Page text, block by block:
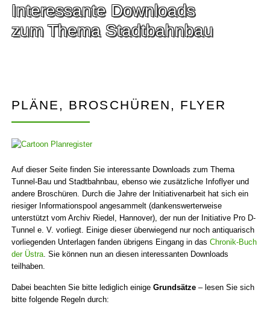
Interessante Downloads
zum Thema Stadtbahnbau
PLÄNE, BROSCHÜREN, FLYER
Auf dieser Seite finden Sie interessante Down­loads zum Thema
Tunnel-Bau und Stadt­bahn­bau, ebenso wie zusätz­liche Info­flyer und
andere Broschüren. Durch die Jahre der Initiativen­arbeit hat sich ein
riesiger Informations­pool angesammelt (dankens­werter­weise
unterstützt vom Archiv Riedel, Hannover), der nun der Initiative Pro D-
Tunnel e. V. vorliegt. Einige dieser überwiegend nur noch antiquarisch
vorliegenden Unterlagen fanden übrigens Eingang in das Chronik-Buch
der Üstra. Sie können nun an diesen interessanten Downloads
teilhaben.
Dabei beachten Sie bitte lediglich einige Grundsätze– lesen Sie sich
bitte folgende Regeln durch: